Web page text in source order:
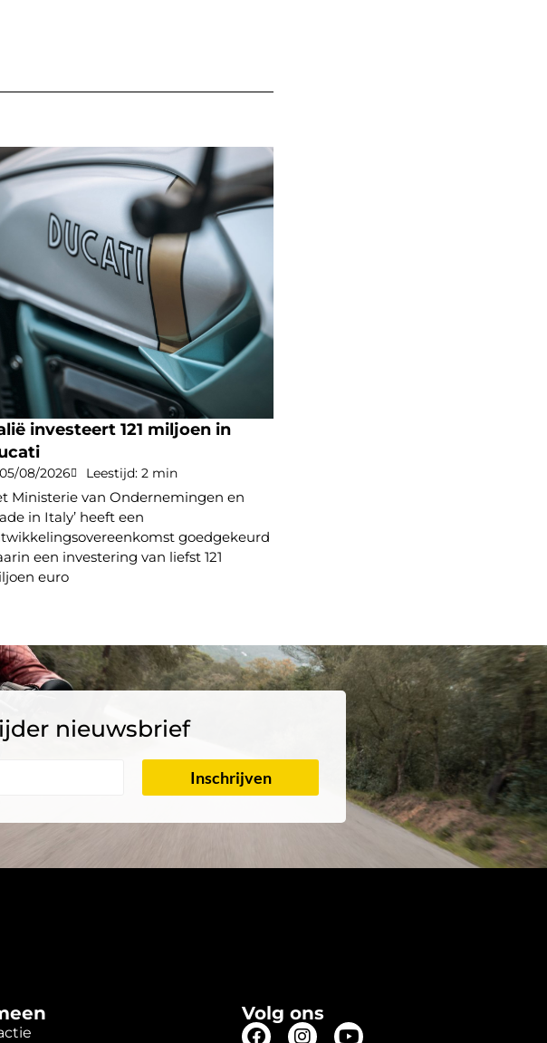
investeert 121 miljoen in
05/08/2026 Leestijd: 2 min
Ministerie van Ondernemingen en
in Italy’ heeft een
goedgekeurd
een investering van liefst 121
euro
nieuwsbrief
Inschrijven
Volg ons